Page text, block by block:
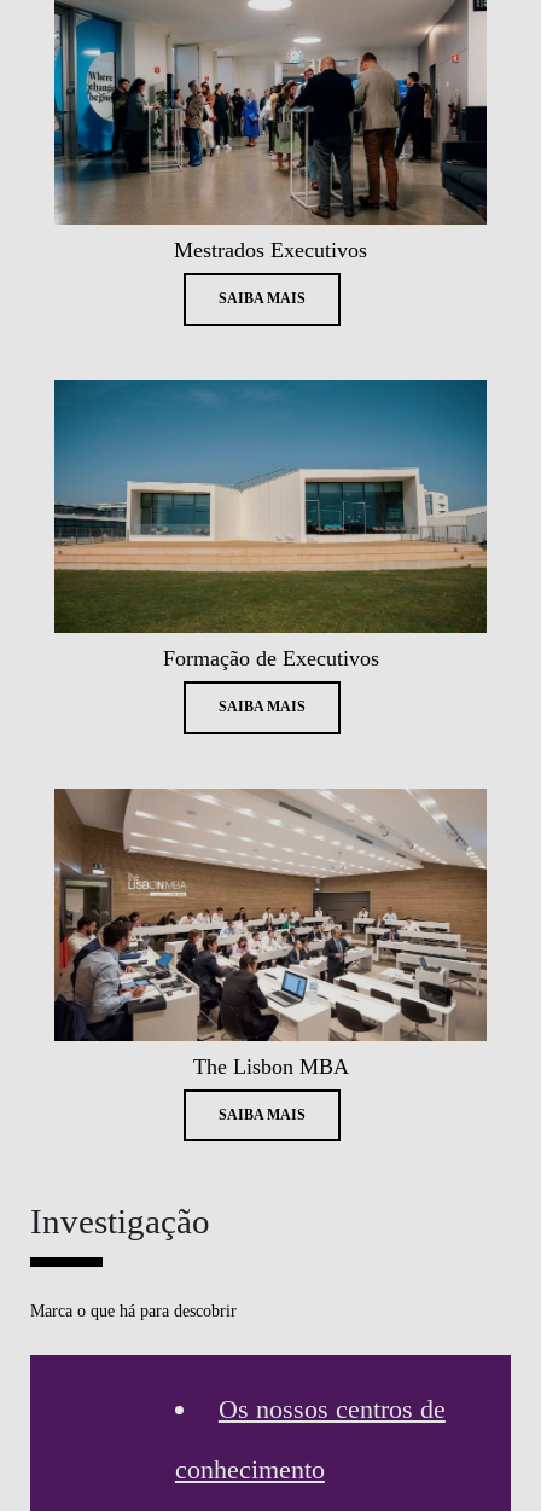
Mestrados Executivos
SAIBA MAIS
Formação de Executivos
SAIBA MAIS
The Lisbon MBA
SAIBA MAIS
Investigação
Marca o que há para descobrir
Os nossos centros de
conhecimento